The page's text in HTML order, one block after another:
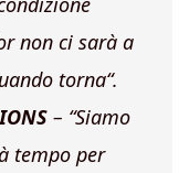
non ci sarà a
torna“.
– “Siamo
tempo per